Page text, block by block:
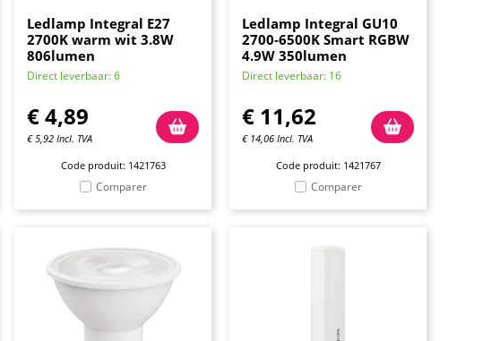
Ledlamp Integral E27
2700K warm wit 3.8W
806lumen
Direct leverbaar: 6
€4,89
€5,92 Incl. TVA
Code produit: 1421763
Comparer
Ledlamp Integral GU10
2700-6500K Smart RGBW
4.9W 350lumen
Direct leverbaar: 16
€ 11,62
€ 14,06 Incl. TVA
Code produit: 1421767
Comparer